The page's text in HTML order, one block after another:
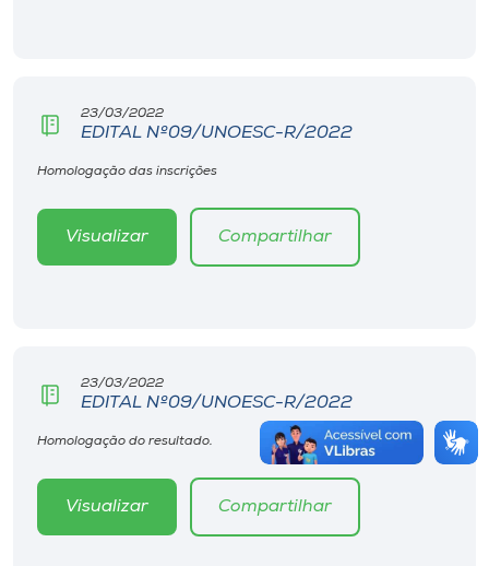
23/03/2022
EDITAL Nº09/UNOESC-R/2022
Homologação das inscrições
Visualizar Compartilhar
23/03/2022
EDITAL Nº09/UNOESC-R/2022
Homologação do resultado.
Visualizar Compartilhar